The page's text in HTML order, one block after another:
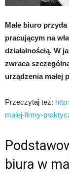
Małe biuro
pracującym na
działalnością. W
zwraca
urządzenia małej
Przeczytaj też:
malej-firmy-
biura w